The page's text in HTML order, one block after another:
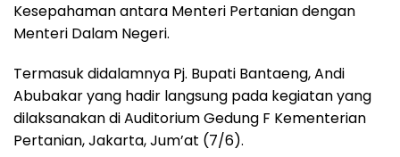
Kesepahaman antara Menteri Pertanian dengan
Menteri Dalam Negeri.
Termasuk didalamnya Pj. Bupati Bantaeng, Andi
Abubakar yang hadir langsung pada kegiatan yang
dilaksanakan di Auditorium Gedung F Kementerian
Pertanian, Jakarta, Jum’at (7/6).